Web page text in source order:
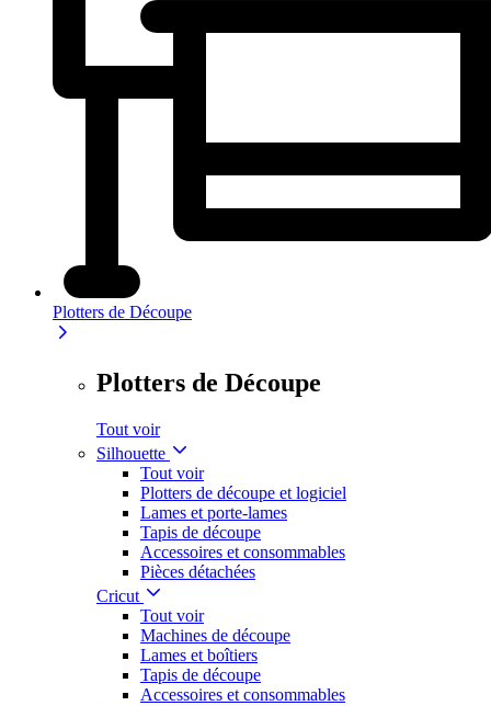
Plotters de Découpe
Plotters de Découpe
Tout voir
Silhouette
Tout voir
Plotters de découpe et logiciel
Lames et porte-lames
Tapis de découpe
Accessoires et consommables
Pièces détachées
Cricut
Tout voir
Machines de découpe
Lames et boîtiers
Tapis de découpe
Accessoires et consommables